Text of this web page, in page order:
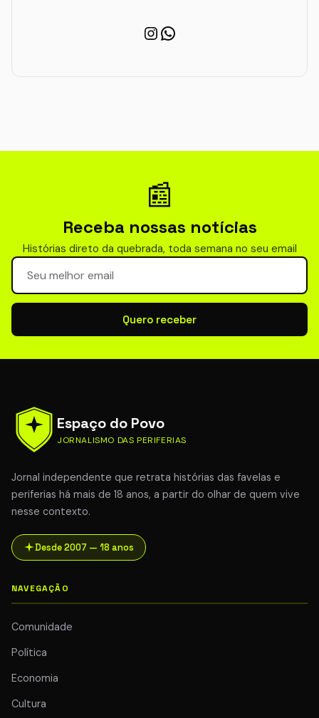
Instagram
WhatsApp
📰
Receba nossas notícias
Histórias direto da quebrada, toda semana no seu email
Seu email para newsletter
Quero receber
Espaço do Povo
JORNALISMO DAS PERIFERIAS
Jornal independente que retrata histórias das favelas e
periferias há mais de 18 anos, a partir do olhar de quem vive
nesse contexto.
Desde 2007 — 18 anos
NAVEGAÇÃO
Comunidade
Política
Economia
Cultura